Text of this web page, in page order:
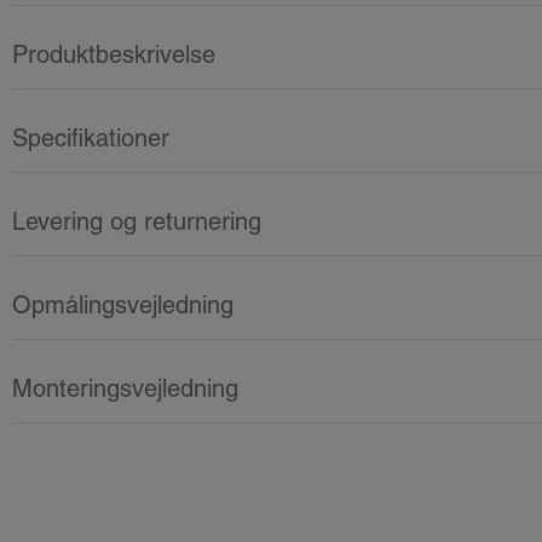
Produktbeskrivelse
Specifikationer
Levering og returnering
Opmålingsvejledning
Monteringsvejledning